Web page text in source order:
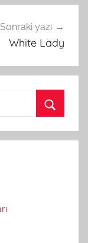
Sonraki yazı
White Lady
r